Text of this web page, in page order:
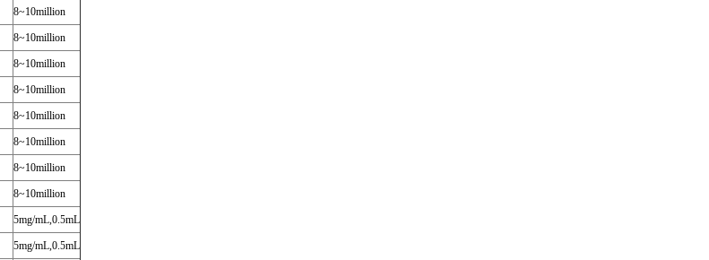
8~10million
8~10million
8~10million
8~10million
8~10million
8~10million
8~10million
8~10million
5mg/mL,0.5mL
5mg/mL,0.5mL